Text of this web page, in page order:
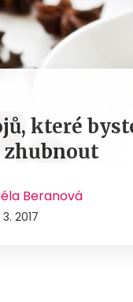
které
zhubnout
Beranová
2017